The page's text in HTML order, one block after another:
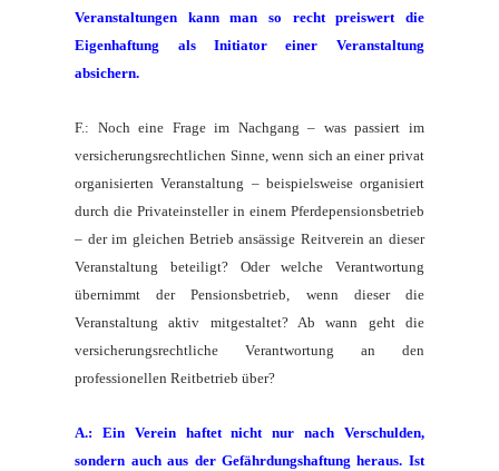
Veranstaltungen kann man so recht preiswert die
Eigenhaftung als Initiator einer Veranstaltung
absichern.
F.: Noch eine Frage im Nachgang – was passiert im
versicherungsrechtlichen Sinne, wenn sich an einer privat
organisierten Veranstaltung – beispielsweise organisiert
durch die Privateinsteller in einem Pferdepensionsbetrieb
– der im gleichen Betrieb ansässige Reitverein an dieser
Veranstaltung beteiligt? Oder welche Verantwortung
übernimmt der Pensionsbetrieb, wenn dieser die
Veranstaltung aktiv mitgestaltet? Ab wann geht die
versicherungsrechtliche Verantwortung an den
professionellen Reitbetrieb über?
A.: Ein Verein haftet nicht nur nach Verschulden,
sondern auch aus der Gefährdungshaftung heraus. Ist